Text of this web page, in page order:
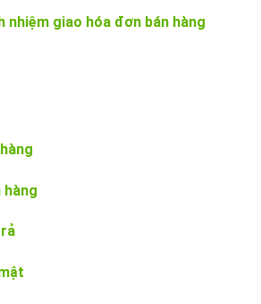
nhiệm giao hóa đơn bán hàng
hàng